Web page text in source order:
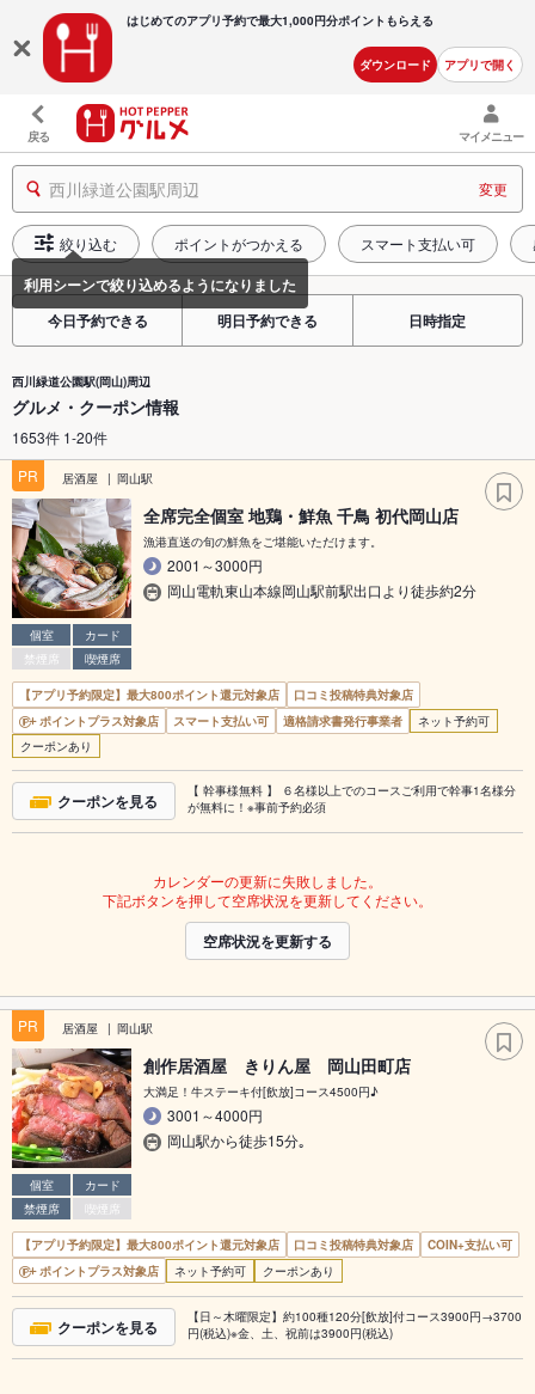
はじめてのアプリ予約で最大1,000円分ポイントもらえる
ダウンロード アプリで開く
戻る マイメニュー
西川緑道公園駅周辺 変更
絞り込む ポイントがつかえる スマート支払い可
今日予約できる 明日予約できる 日時指定
西川緑道公園駅(岡山)周辺
グルメ・クーポン情報
1653件 1-20件
PR
居酒屋 岡山駅
個室
カード
禁煙席
喫煙席
全席完全個室 地鶏・鮮魚 千鳥 初代岡山店
漁港直送の旬の鮮魚をご堪能いただけます。
2001～3000円
岡山電軌東山本線岡山駅前駅出口より徒歩約2分
【アプリ予約限定】最大800ポイント還元対象店
口コミ投稿特典対象店
ポイントプラス対象店
スマート支払い可 適格請求書発行事業者
ネット予約可
クーポンあり
クーポンを見る
【 幹事様無料 】 ６名様以上でのコースご利用で幹事1名様分
が無料に！※事前予約必須
カレンダーの更新に失敗しました。
下記ボタンを押して空席状況を更新してください。
空席状況を更新する
PR 居酒屋 岡山駅
個室
カード
禁煙席
喫煙席
創作居酒屋 きりん屋 岡山田町店
大満足！牛ステーキ付[飲放]コース4500円♪
3001～4000円
岡山駅から徒歩15分｡
【アプリ予約限定】最大800ポイント還元対象店 口コミ投稿特典対象店
COIN+支払い可
ポイントプラス対象店
ネット予約可 クーポンあり
クーポンを見る
【日～木曜限定】約100種120分[飲放]付コース3900円→3700
円(税込)※金、土、祝前は3900円(税込)